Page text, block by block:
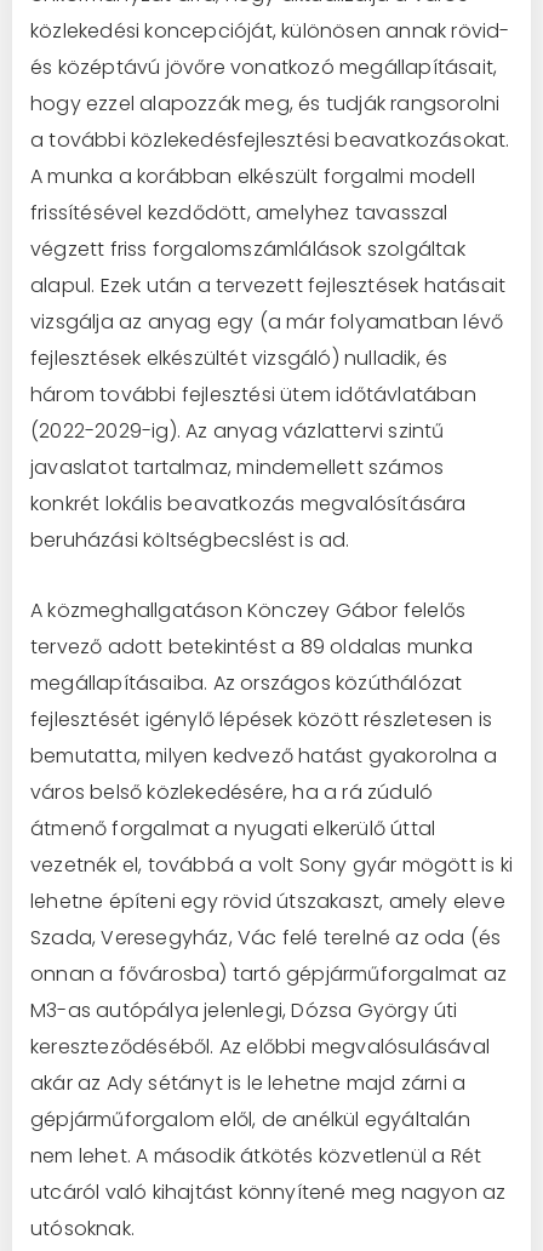
közlekedési koncepcióját, különösen annak rövid-
és középtávú jövőre vonatkozó megállapításait,
hogy ezzel alapozzák meg, és tudják rangsorolni
a további közlekedésfejlesztési beavatkozásokat.
A munka a korábban elkészült forgalmi modell
frissítésével kezdődött, amelyhez tavasszal
végzett friss forgalomszámlálások szolgáltak
alapul. Ezek után a tervezett fejlesztések hatásait
vizsgálja az anyag egy (a már folyamatban lévő
fejlesztések elkészültét vizsgáló) nulladik, és
három további fejlesztési ütem időtávlatában
(2022-2029-ig). Az anyag vázlattervi szintű
javaslatot tartalmaz, mindemellett számos
konkrét lokális beavatkozás megvalósítására
beruházási költségbecslést is ad.
A közmeghallgatáson Könczey Gábor felelős
tervező adott betekintést a 89 oldalas munka
megállapításaiba. Az országos közúthálózat
fejlesztését igénylő lépések között részletesen is
bemutatta, milyen kedvező hatást gyakorolna a
város belső közlekedésére, ha a rá zúduló
átmenő forgalmat a nyugati elkerülő úttal
vezetnék el, továbbá a volt Sony gyár mögött is ki
lehetne építeni egy rövid útszakaszt, amely eleve
Szada, Veresegyház, Vác felé terelné az oda (és
onnan a fővárosba) tartó gépjárműforgalmat az
M3-as autópálya jelenlegi, Dózsa György úti
kereszteződéséből. Az előbbi megvalósulásával
akár az Ady sétányt is le lehetne majd zárni a
gépjárműforgalom elől, de anélkül egyáltalán
nem lehet. A második átkötés közvetlenül a Rét
utcáról való kihajtást könnyítené meg nagyon az
utósoknak.